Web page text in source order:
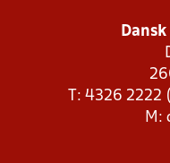
T: 4326
M: